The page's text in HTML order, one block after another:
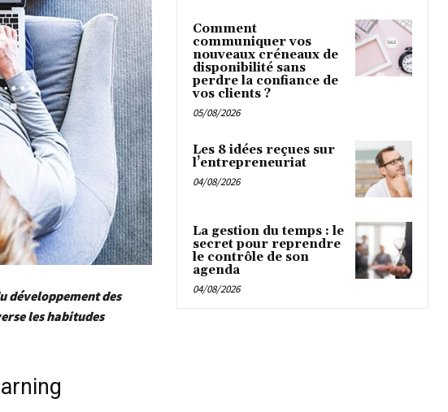
développement des
les habitudes
Comment
communiquer vos
nouveaux créneaux de
disponibilité sans
perdre la confiance de
vos clients ?
05/08/2026
Les 8 idées reçues sur
l’entrepreneuriat
04/08/2026
La gestion du temps : le
secret pour reprendre
le contrôle de son
agenda
04/08/2026